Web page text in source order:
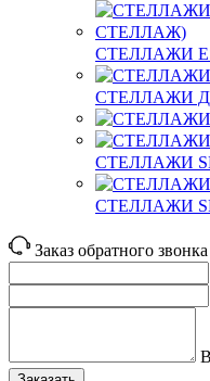
СТЕЛЛАЖИ
СТЕЛЛАЖИ
СТЕЛЛАЖИ
СТЕЛЛАЖИ
Заказ обратного звонка